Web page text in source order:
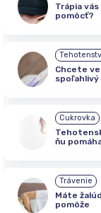
Trápia
pomôcť?
Chcete
Cukrovka
ňu
Trávenie
Máte
pomôže